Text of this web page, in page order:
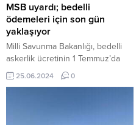
MSB uyardı; bedelli
ödemeleri için son gün
yaklaşıyor
Milli Savunma Bakanlığı, bedelli
askerlik ücretinin 1 Temmuz’da
güncelleneceğini ve mevcut
bedel üzerinden başvuru yapmak
25.06.2024 0